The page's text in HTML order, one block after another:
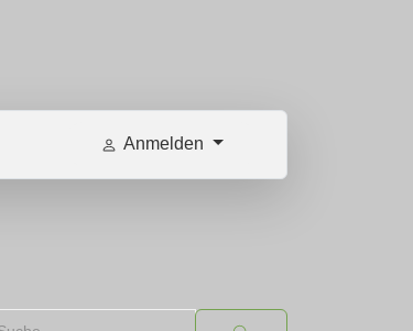
Anmelden